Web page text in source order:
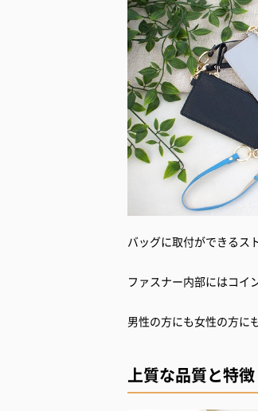
バッグに取付ができるス
ファスナー内部にはコイ
男性の方にも女性の方に
上質な品質と特徴